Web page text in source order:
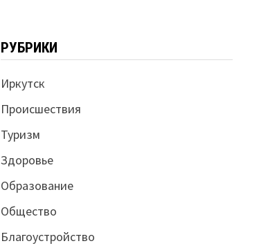
РУБРИКИ
Иркутск
Происшествия
Туризм
Здоровье
Образование
Общество
Благоустройство